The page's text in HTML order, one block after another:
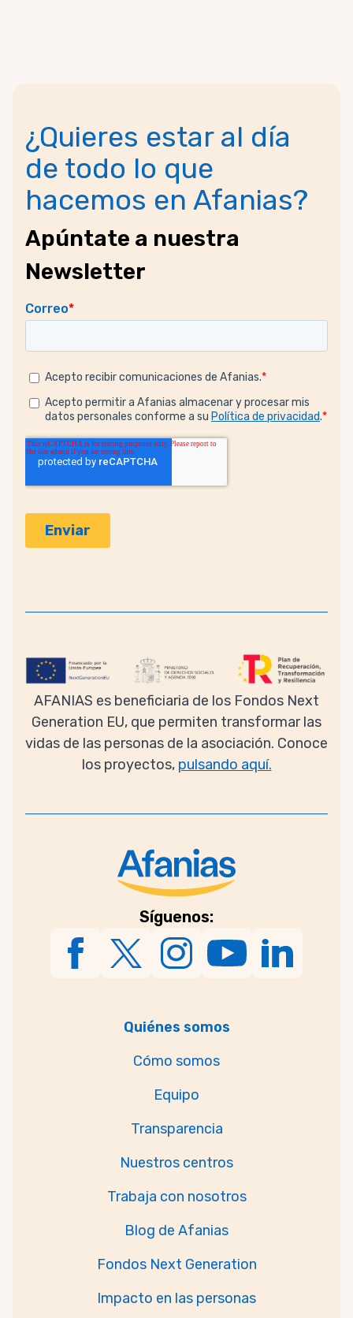
¿Quieres estar al día
de todo lo que
hacemos en Afanias?
Apúntate a nuestra
Newsletter
AFANIAS es beneficiaria de los Fondos Next
Generation EU, que permiten transformar las
vidas de las personas de la asociación. Conoce
los proyectos, pulsando aquí.
Síguenos:
Quiénes somos
Cómo somos
Equipo
Transparencia
Nuestros centros
Trabaja con nosotros
Blog de Afanias
Fondos Next Generation
Impacto en las personas